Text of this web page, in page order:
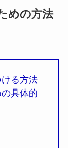
めの方法
る方法
具体的